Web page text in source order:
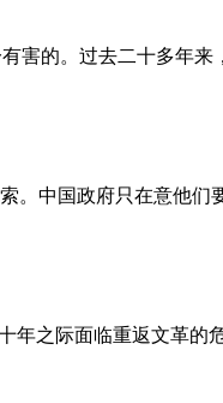
害的。过去二十多年
。中国政府只在意他们
年之际面临重返文革的